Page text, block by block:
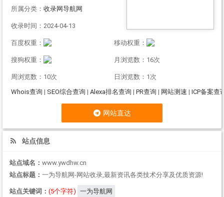
所属分类： 收录网导航网
收录时间：2024-04-13
百度权重： 移动权重：
搜狗权重： 月浏览数：16次
周浏览数：10次
日浏览数：1次
Whois查询 | SEO综合查询 | Alexa排名查询 | PR查询 | 网站测速 | ICP备案查
网站直达
站点信息
站点域名： www.ywdhw.cn
站点标题： 一为导航网-网站收录,最新资讯各类技术分享及优质资源!
站点关键词： (5个字符) 一为导航网